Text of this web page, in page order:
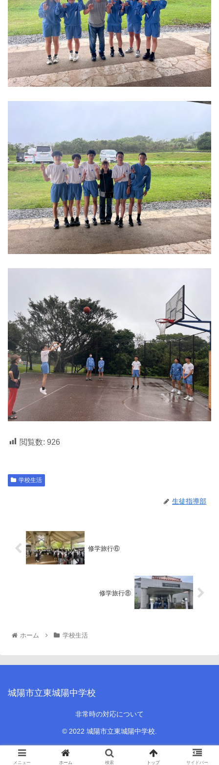
閲覧数: 926
学校生活
生徒指導部
修学旅行⑥
修学旅行⑧
ホーム 学校生活
城陽市立東城陽中学校
非常時の対応について
© 2022 城陽市立東城陽中学校.
メニュー ホーム 検索 トップ サイドバー